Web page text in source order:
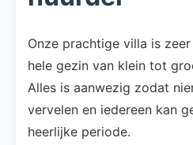
Onze prachtige villa is
hele gezin van klein tot
Alles is aanwezig zodat
vervelen en iedereen kan
heerlijke periode.